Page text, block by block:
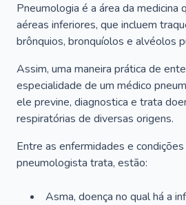
Pneumologia é a área da medicina
aéreas inferiores, que incluem
brônquios, bronquíolos e alvéolos
Assim, uma maneira prática de
especialidade de um médico
ele previne, diagnostica e trata
respiratórias de diversas origens.
Entre as enfermidades e
pneumologista trata, estão:
Asma, doença no qual há a